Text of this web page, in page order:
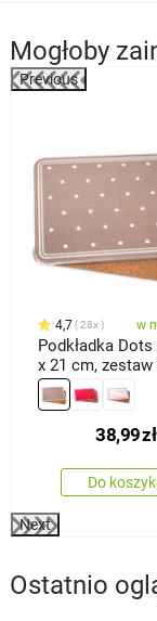
Mogłoby
Previous
4,7 28x w
Podkładka Dots
x 21 cm, zestaw
38,99zł
Do
Next
Ostatnio